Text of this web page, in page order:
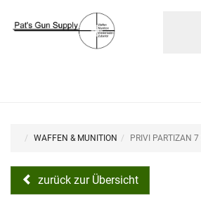
WAFFEN & MUNITION PRIVI PARTIZAN
zurück zur Übersicht